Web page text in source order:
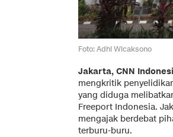
Foto: Adhi Wicaksono
Jakarta, CNN
mengkritik
yang diduga
Freeport Indonesia.
mengajak berdebat
terburu-buru.